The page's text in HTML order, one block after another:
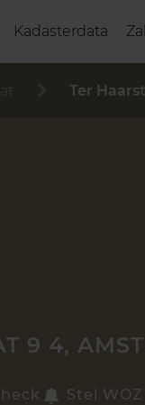
Kadasterdata
Ter
9 4,
Stel